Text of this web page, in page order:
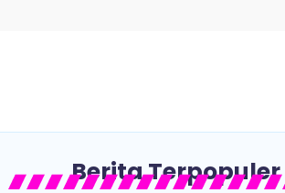
Berita Terpopuler